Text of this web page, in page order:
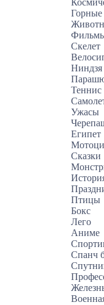
Скелет
Ниндзя
Теннис
Ужасы
Египет
Сказки
Птицы
Бокс
Лего
Аниме
Спанч